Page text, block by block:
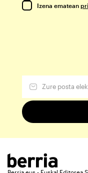
Izena ematean